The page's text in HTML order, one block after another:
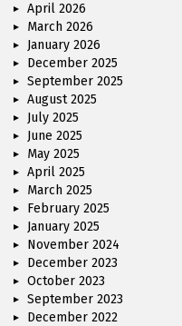
April 2026
March 2026
January 2026
December 2025
September 2025
August 2025
July 2025
June 2025
May 2025
April 2025
March 2025
February 2025
January 2025
November 2024
December 2023
October 2023
September 2023
December 2022